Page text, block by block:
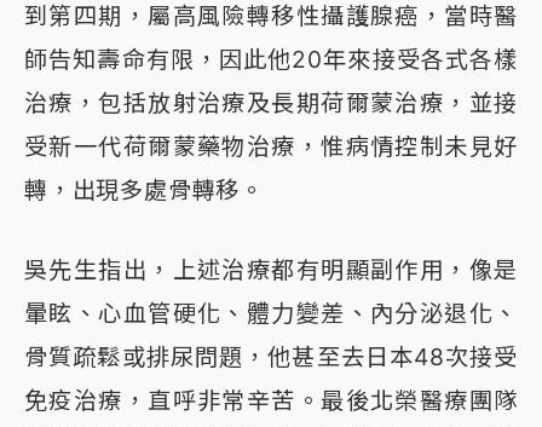
到第四期，屬高風險轉移性攝護腺癌，當時醫
師告知壽命有限，因此他20年來接受各式各樣
治療，包括放射治療及長期荷爾蒙治療，並接
受新一代荷爾蒙藥物治療，惟病情控制未見好
轉，出現多處骨轉移。
吳先生指出，上述治療都有明顯副作用，像是
暈眩、心血管硬化、體力變差、內分泌退化、
骨質疏鬆或排尿問題，他甚至去日本48次接受
免疫治療，直呼非常辛苦。最後北榮醫療團隊